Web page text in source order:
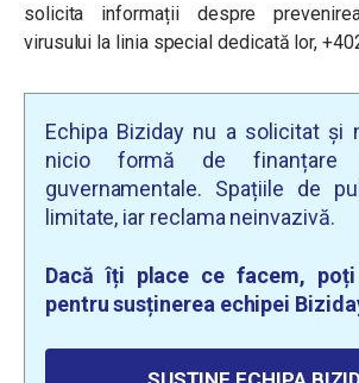
solicita informații despre
virusului la linia special dedicată lor,
Echipa Biziday nu a solicitat și
nicio formă de finanțare
guvernamentale. Spațiile de
limitate, iar reclama neinvazivă.
Dacă îți place ce facem,
pentru susținerea echipei